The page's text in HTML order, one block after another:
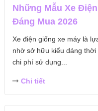
Những Mẫu Xe
Đáng Mua 2026
Xe điện giống xe máy là
nhờ sở hữu kiểu dáng
chi phí sử dụng...
Chi tiết